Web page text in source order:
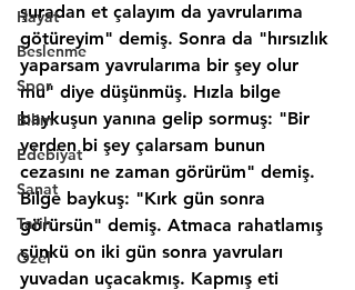
Hayat
Beslenme
Spor
Bilim
Edebiyat
Sanat
Tarih
Özel
şuradan et çalayım da yavrularıma
götüreyim" demiş. Sonra da "hırsızlık
yaparsam yavrularıma bir şey olur
mu" diye düşünmüş. Hızla bilge
baykuşun yanına gelip sormuş: "Bir
yerden bi şey çalarsam bunun
cezasını ne zaman görürüm" demiş.
Bilge baykuş: "Kırk gün sonra
görürsün" demiş. Atmaca rahatlamış
çünkü on iki gün sonra yavruları
yuvadan uçacakmış. Kapmış eti